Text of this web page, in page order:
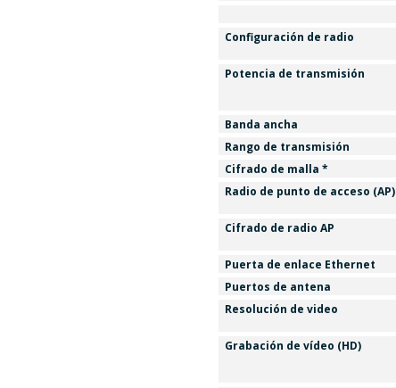
Configuración de radio
Potencia de transmisión
Banda ancha
Rango de transmisión
Cifrado de malla *
Radio de punto de acceso (AP)
Cifrado de radio AP
Puerta de enlace Ethernet
Puertos de antena
Resolución de video
Grabación de vídeo (HD)